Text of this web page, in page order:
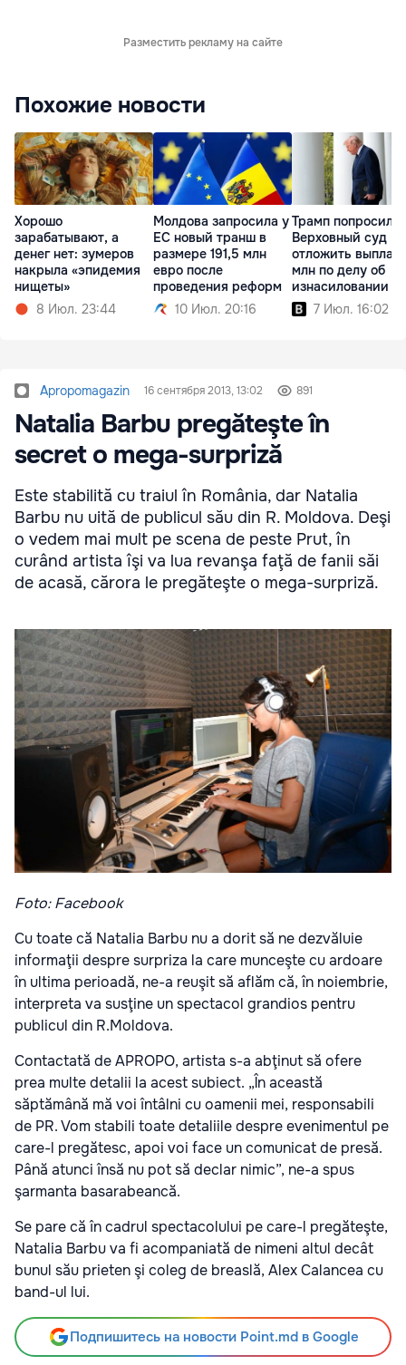
Разместить рекламу на сайте
Похожие новости
Хорошо
зарабатывают, а
денег нет: зумеров
накрыла «эпидемия
нищеты»
8 Июл. 23:44
Молдова запросила у
ЕС новый транш в
размере 191,5 млн
евро после
проведения реформ
10 Июл. 20:16
Трамп попросил
Верховный суд
отложить
млн по делу об
изнасиловании
7 Июл. 16:02
Apropomagazin 16 сентября 2013, 13:02 891
Natalia Barbu pregăteşte în
secret o mega-surpriză
Este stabilită cu traiul în România, dar Natalia
Barbu nu uită de publicul său din R. Moldova. Deşi
o vedem mai mult pe scena de peste Prut, în
curând artista îşi va lua revanşa faţă de fanii săi
de acasă, cărora le pregăteşte o mega-surpriză.
Foto: Facebook
Cu toate că Natalia Barbu nu a dorit să ne dezvăluie
informaţii despre surpriza la care munceşte cu ardoare
în ultima perioadă, ne-a reuşit să aflăm că, în noiembrie,
interpreta va susţine un spectacol grandios pentru
publicul din R.Moldova.
Contactată de APROPO, artista s-a abţinut să ofere
prea multe detalii la acest subiect. „În această
săptămână mă voi întâlni cu oamenii mei, responsabili
de PR. Vom stabili toate detaliile despre evenimentul pe
care-l pregătesc, apoi voi face un comunicat de presă.
Până atunci însă nu pot să declar nimic”, ne-a spus
şarmanta basarabeancă.
Se pare că în cadrul spectacolului pe care-l pregăteşte,
Natalia Barbu va fi acompaniată de nimeni altul decât
bunul său prieten şi coleg de breaslă, Alex Calancea cu
band-ul lui.
Подпишитесь на новости Point.md в Google